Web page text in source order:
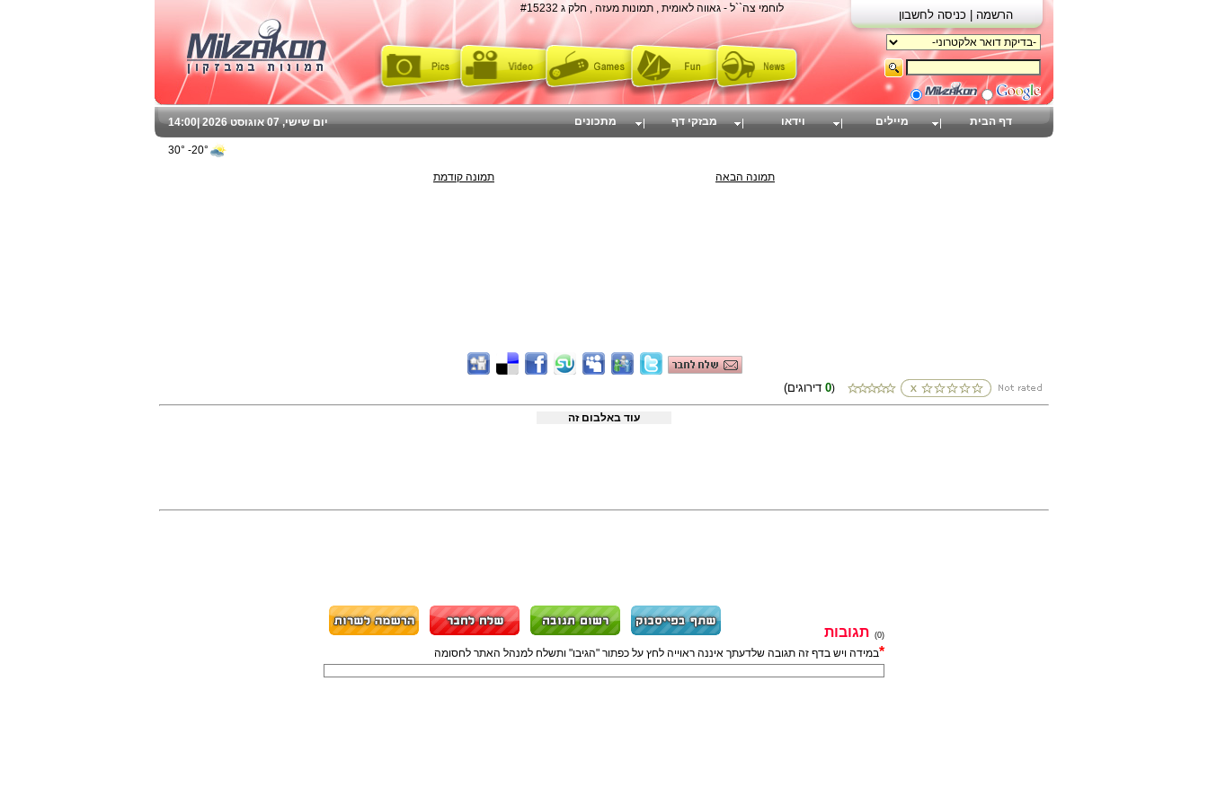
לוחמי צה``ל - גאווה לאומית , תמונות מעזה , חלק ג #15232
תמונה קודמת תמונה הבאה
0)
עוד באלבום זה
(0)
תגובות
*במידה ויש בדף זה תגובה שלדעתך איננה ראוייה לחץ על כפתור "הגיבו" ותשלח למנהל האתר לחסומה
14:00 יום שישי, 07 אוגוסט 2026 | דף הבית מיילים וידאו מבזקי דף מתכונים
20°- 30°
הרשמה | כניסה לחשבון